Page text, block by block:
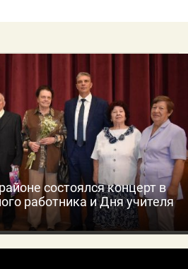
состоялся концерт в
работника и Дня учителя